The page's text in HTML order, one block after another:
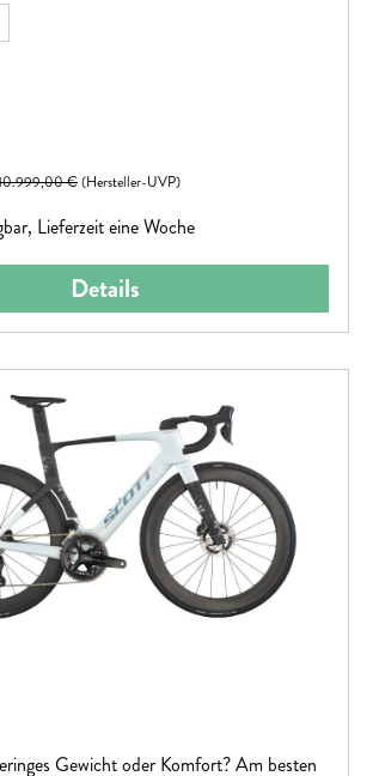
Preis:
€(Hersteller-UVP)
Lieferzeit eine Woche
Details
Gewicht oder Komfort? Am besten